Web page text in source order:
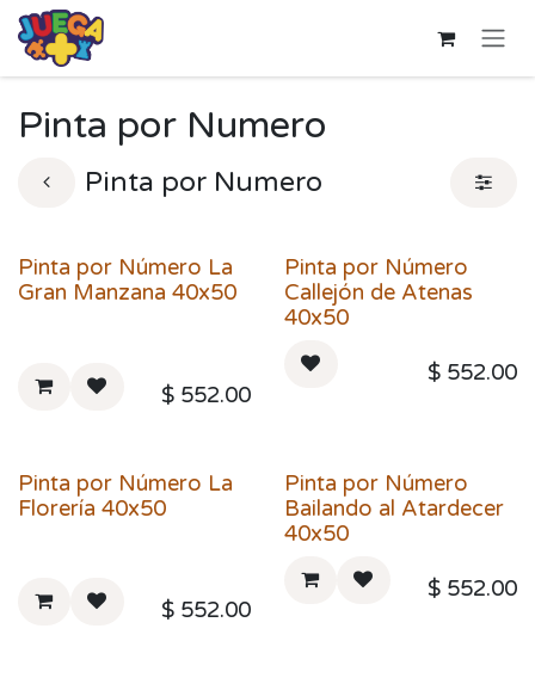
Ir al contenido
Pinta por Numero
Pinta por Numero
Pinta por Número La
Gran Manzana 40x50
$ 552.00
Pinta por Número
Callejón de Atenas
40x50
$ 552.00
Pinta por Número La
Florería 40x50
$ 552.00
Pinta por Número
Bailando al Atardecer
40x50
$ 552.00